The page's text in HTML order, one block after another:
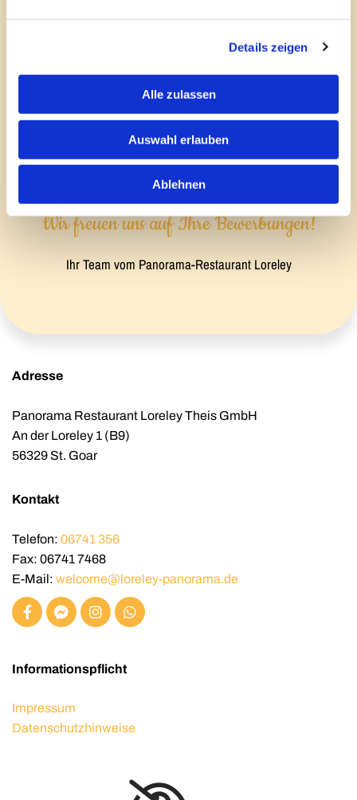
Details zeigen
Alle zulassen
Auswahl erlauben
Ablehnen
In Voll- oder Teilzeit!
Wir freuen uns auf Ihre Bewerbungen!
Ihr Team vom Panorama-Restaurant Loreley
Adresse
Panorama Restaurant Loreley Theis GmbH
An der Loreley 1 (B9)
56329 St. Goar
Kontakt
Telefon: 06741 356
Fax: 06741 7468
E-Mail: welcome@loreley-panorama.de
Informationspflicht
Impressum
Datenschutzhinweise